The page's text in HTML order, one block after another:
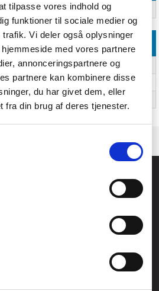
tilpasse vores indhold og
funktioner til sociale medier og
Vi deler også oplysninger
med vores partnere
annonceringspartnere og
partnere kan kombinere disse
du har givet dem, eller
fra din brug af deres tjenester.
mm
mm